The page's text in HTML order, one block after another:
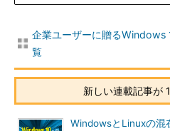
このとき、ネットワーク接続は切
め、ローカルアカウントを作成し
（画面2）。
企業ユーザーに贈るWindows
覧
新しい連載記事が
WindowsとLinuxの混